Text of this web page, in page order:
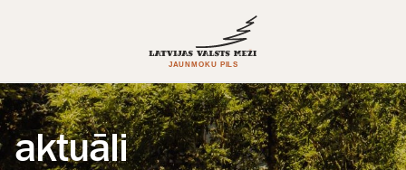
aktuāli